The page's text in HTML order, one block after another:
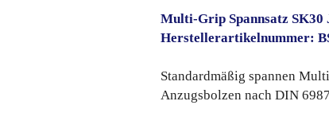
Multi-Grip Spannsatz SK30
Herstellerartikelnummer:
Standardmäßig spannen
Anzugsbolzen nach DIN